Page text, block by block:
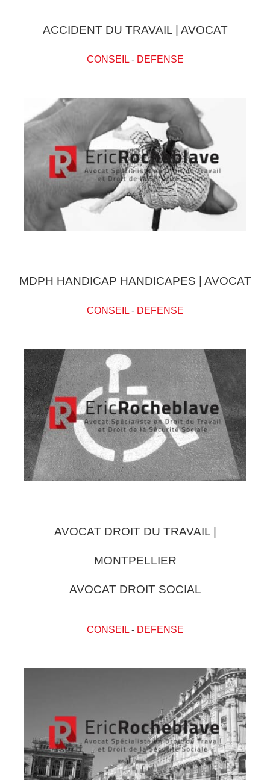
ACCIDENT DU TRAVAIL | AVOCAT
CONSEIL- DEFENSE
MDPH HANDICAP HANDICAPES | AVOCAT
CONSEIL- DEFENSE
AVOCAT DROIT DU TRAVAIL |
MONTPELLIER
AVOCAT DROIT SOCIAL
CONSEIL- DEFENSE